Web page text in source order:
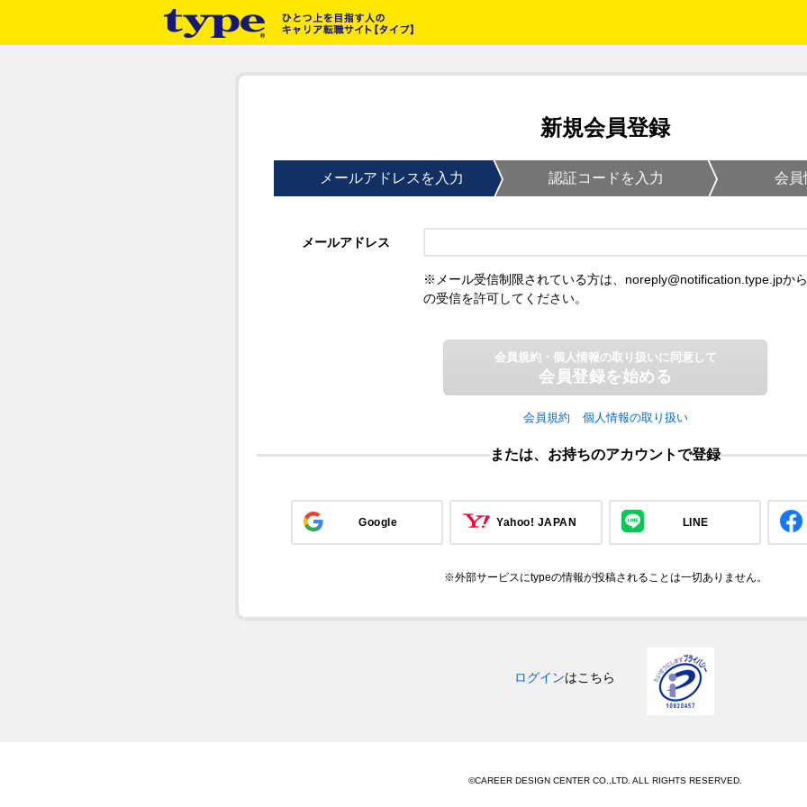
新規会員登録
メールアドレスを入力 認証コードを入力 会員
メールアドレス
※メール受信制限されている方は、noreply@notification.type.jpから
の受信を許可してください。
会員規約・個人情報の取り扱いに同意して
会員登録を始める
会員規約 個人情報の取り扱い
または、お持ちのアカウントで登録
Google Yahoo! JAPAN LINE
※外部サービスにtypeの情報が投稿されることは一切ありません。
ログインはこちら
©CAREER DESIGN CENTER CO.,LTD. ALL RIGHTS RESERVED.